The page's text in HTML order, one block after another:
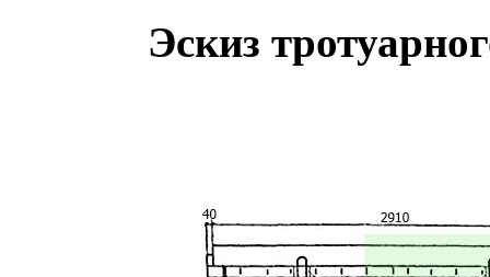
Эскиз